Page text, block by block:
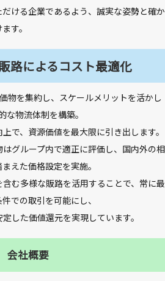
ける企業であるよう、誠実な姿勢と確か
す。
路によるコスト最適化
物を集約し、スケールメリットを活かし
な物流体制を構築。
で、資源価値を最大限に引き出します。
グループ内で適正に評価し、国内外の相
えた価格設定を実施。
む多様な販路を活用することで、常に最
での取引を可能にし、
した価値還元を実現しています。
会社概要